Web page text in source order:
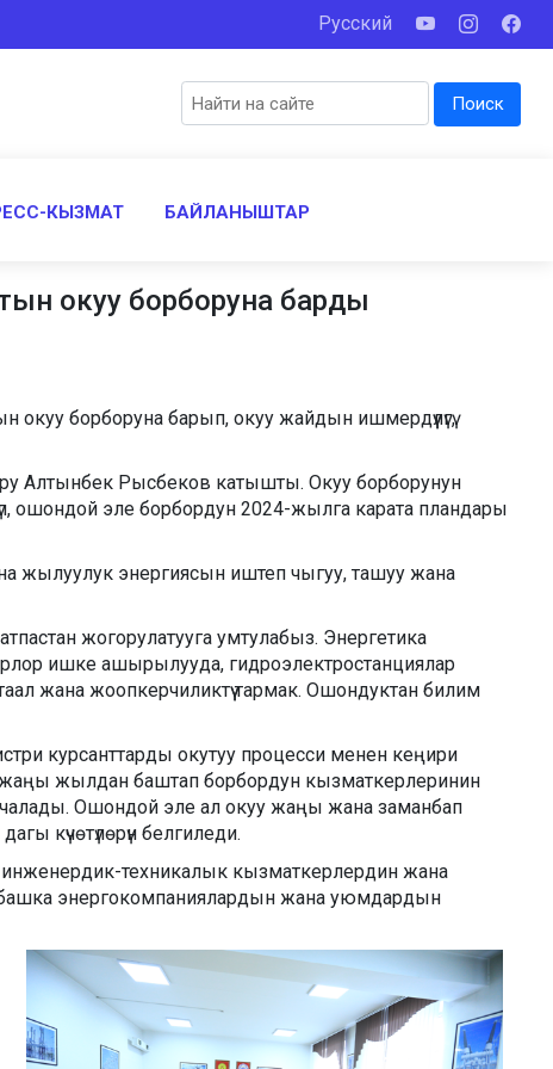
Русский
Поиск
КЫЗМАТ БАЙЛАНЫШТАР
окуу борборуна барды
борборуна барып, окуу жайдын ишмердүүлүгү,
Алтынбек Рысбеков катышты. Окуу борборунун
ошондой эле борбордун 2024-жылга карата пландары
жылуулук энергиясын иштеп чыгуу, ташуу жана
жогорулатууга умтулабыз. Энергетика
ишке ашырылууда, гидроэлектростанциялар
жана жоопкерчиликтүү тармак. Ошондуктан билим
курсанттарды окутуу процесси менен кеңири
жылдан баштап борбордун кызматкерлеринин
Ошондой эле ал окуу жаңы жана заманбап
күчөтүлөрүн белгиледи.
техникалык кызматкерлердин жана
энергокомпаниялардын жана уюмдардын